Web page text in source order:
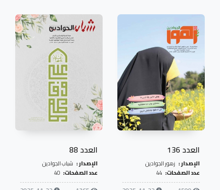
العدد 136
الإصدار : زهور الجوادين
عدد الصفحات: 44
العدد 88
الإصدار : شباب الجوادين
عدد الصفحات: 40